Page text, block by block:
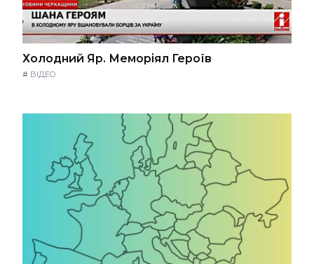
Холодний Яр. Меморіял Героїв
# ВІДЕО